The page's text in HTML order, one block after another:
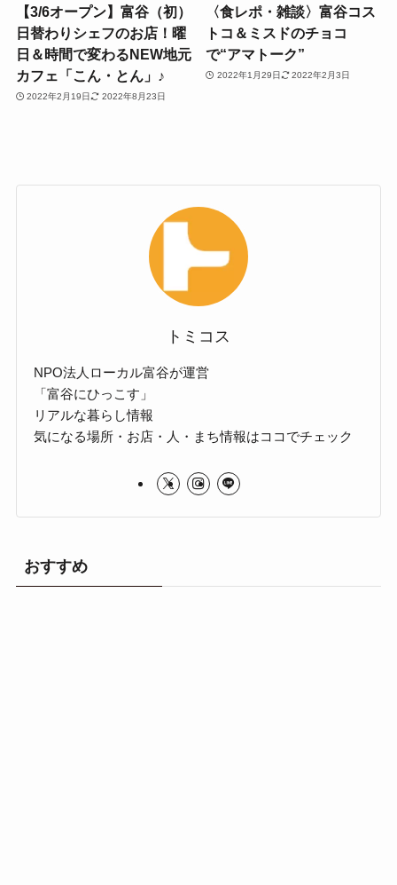
【3/6オープン】富谷（初）
日替わりシェフのお店！曜
日＆時間で変わるNEW地元
カフェ「こん・とん」♪
2022年2月19日 2022年8月23日
〈食レポ・雑談〉富谷コス
トコ＆ミスドのチョコ
で“アマトーク”
2022年1月29日 2022年2月3日
トミコス
NPO法人ローカル富谷が運営
「富谷にひっこす」
リアルな暮らし情報
気になる場所・お店・人・まち情報はココでチェック
おすすめ